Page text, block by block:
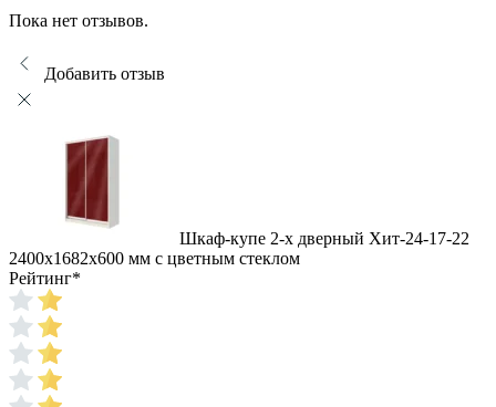
Пока нет отзывов.
Добавить отзыв
Шкаф-купе 2-х дверный Хит-24-17-22
2400x1682x600 мм с цветным стеклом
Рейтинг*